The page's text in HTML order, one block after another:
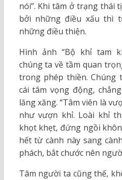
nói”. Khi tâm ở trạng thái
bởi những điều xấu thì
những điều thiện.
Hình ảnh “Bộ khỉ tam
chúng ta về tầm quan
trong phép thiền. Chúng
cái tâm vọng động,
lăng xăng. “Tâm viên là
như vượn khỉ. Loài khỉ
khọt khẹt, đứng ngồi
hết từ cành này sang
phách, bắt chước nên
Tâm người ta cũng thế,